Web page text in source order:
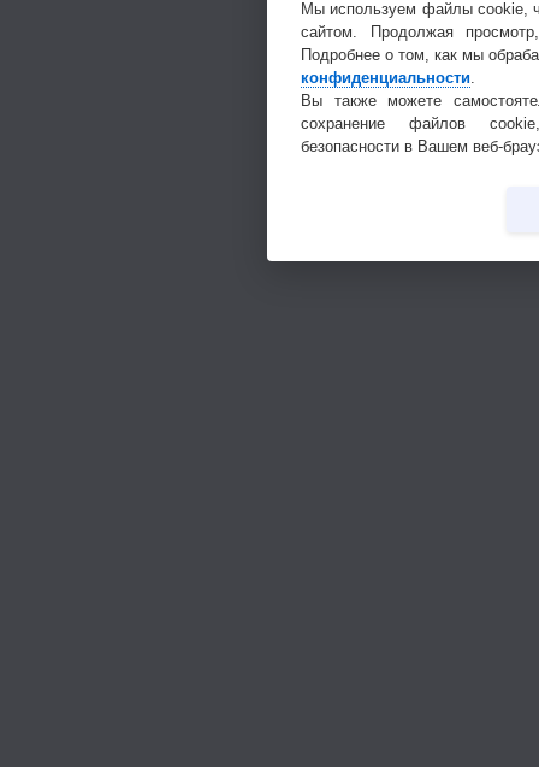
Мы используем файлы cookie,
сайтом. Продолжая
Подробнее о том, как мы
конфиденциальности
Вы также можете
сохранение файлов
безопасности в Вашем веб-